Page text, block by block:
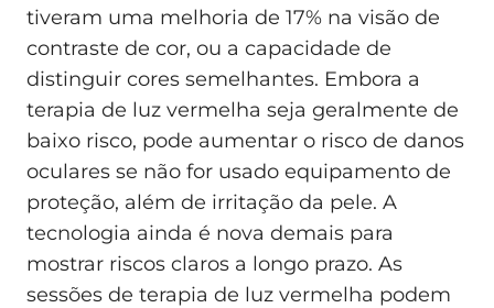
tiveram uma melhoria de 17% na visão de
contraste de cor, ou a capacidade de
distinguir cores semelhantes. Embora a
terapia de luz vermelha seja geralmente de
baixo risco, pode aumentar o risco de danos
oculares se não for usado equipamento de
proteção, além de irritação da pele. A
tecnologia ainda é nova demais para
mostrar riscos claros a longo prazo. As
sessões de terapia de luz vermelha podem